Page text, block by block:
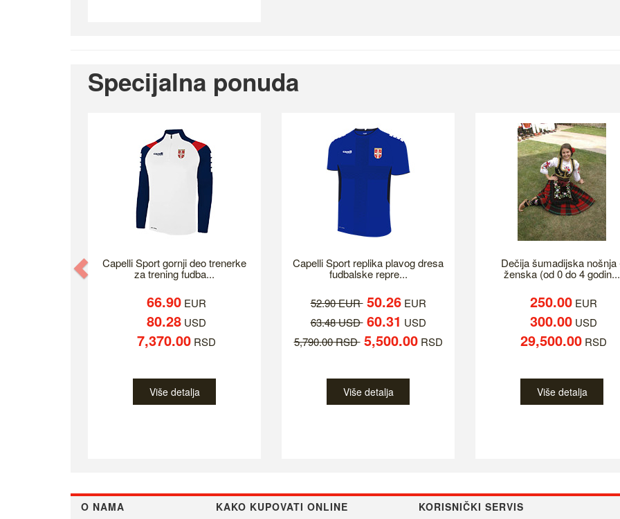
Specijalna ponuda
Capelli Sport gornji deo trenerke
za trening fudba...
66.90EUR
80.28USD
7,370.00RSD
Više detalja
Capelli Sport replika plavog dresa
fudbalske repre...
52.90 EUR 50.26EUR
63.48 USD 60.31 USD
5,790.00 RSD 5,500.00RSD
Više detalja
Dečija šumadijska nošnja
ženska (od 0 do 4 godin...
250.00 EUR
300.00 USD
29,500.00 RSD
Više detalja
Previous
O NAMA KAKO KUPOVATI ONLINE KORISNIČKI SERVIS